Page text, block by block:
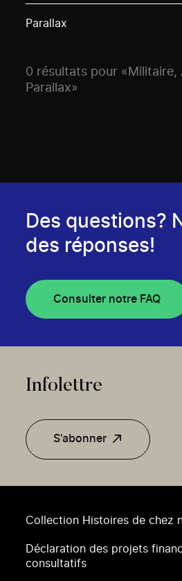
Parallax
0 résultats pour «Militaire,
Parallax»
Collection Histoires de chez
Déclaration des projets
consultatifs
Des questions?
des réponses!
Consulter notre FAQ
Infolettre
S'abonner